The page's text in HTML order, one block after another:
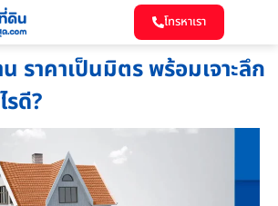
โทรหาเรา
ราคาเป็นมิตร พร้อมเจาะลึก
รดี?